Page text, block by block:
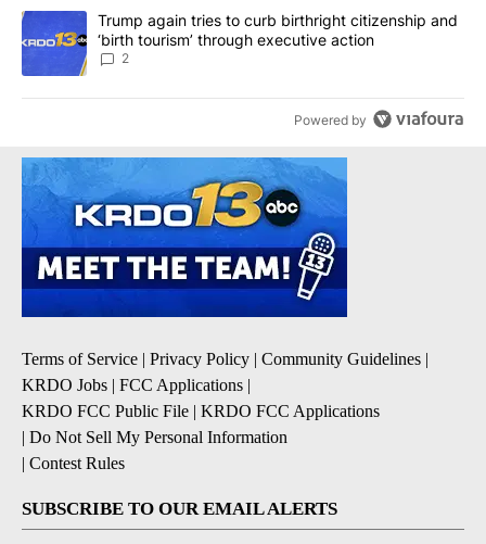
A trending article titled "Trump again tries to curb birthright
Trump again tries to curb birthright citizenship and
‘birth tourism’ through executive action
2
Powered by
Terms of Service | Privacy Policy | Community Guidelines |
KRDO Jobs | FCC Applications |
KRDO FCC Public File | KRDO FCC Applications
| Do Not Sell My Personal Information
| Contest Rules
SUBSCRIBE TO OUR EMAIL ALERTS